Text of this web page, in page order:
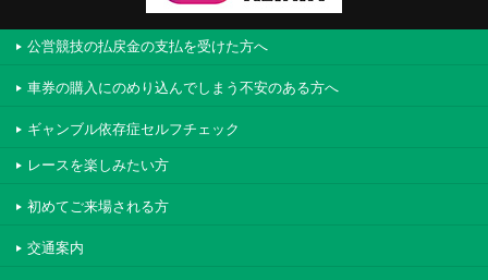
公営競技の払戻金の支払を受けた方へ
車券の購入にのめり込んでしまう不安のある方へ
ギャンブル依存症セルフチェック
レースを楽しみたい方
初めてご来場される方
交通案内